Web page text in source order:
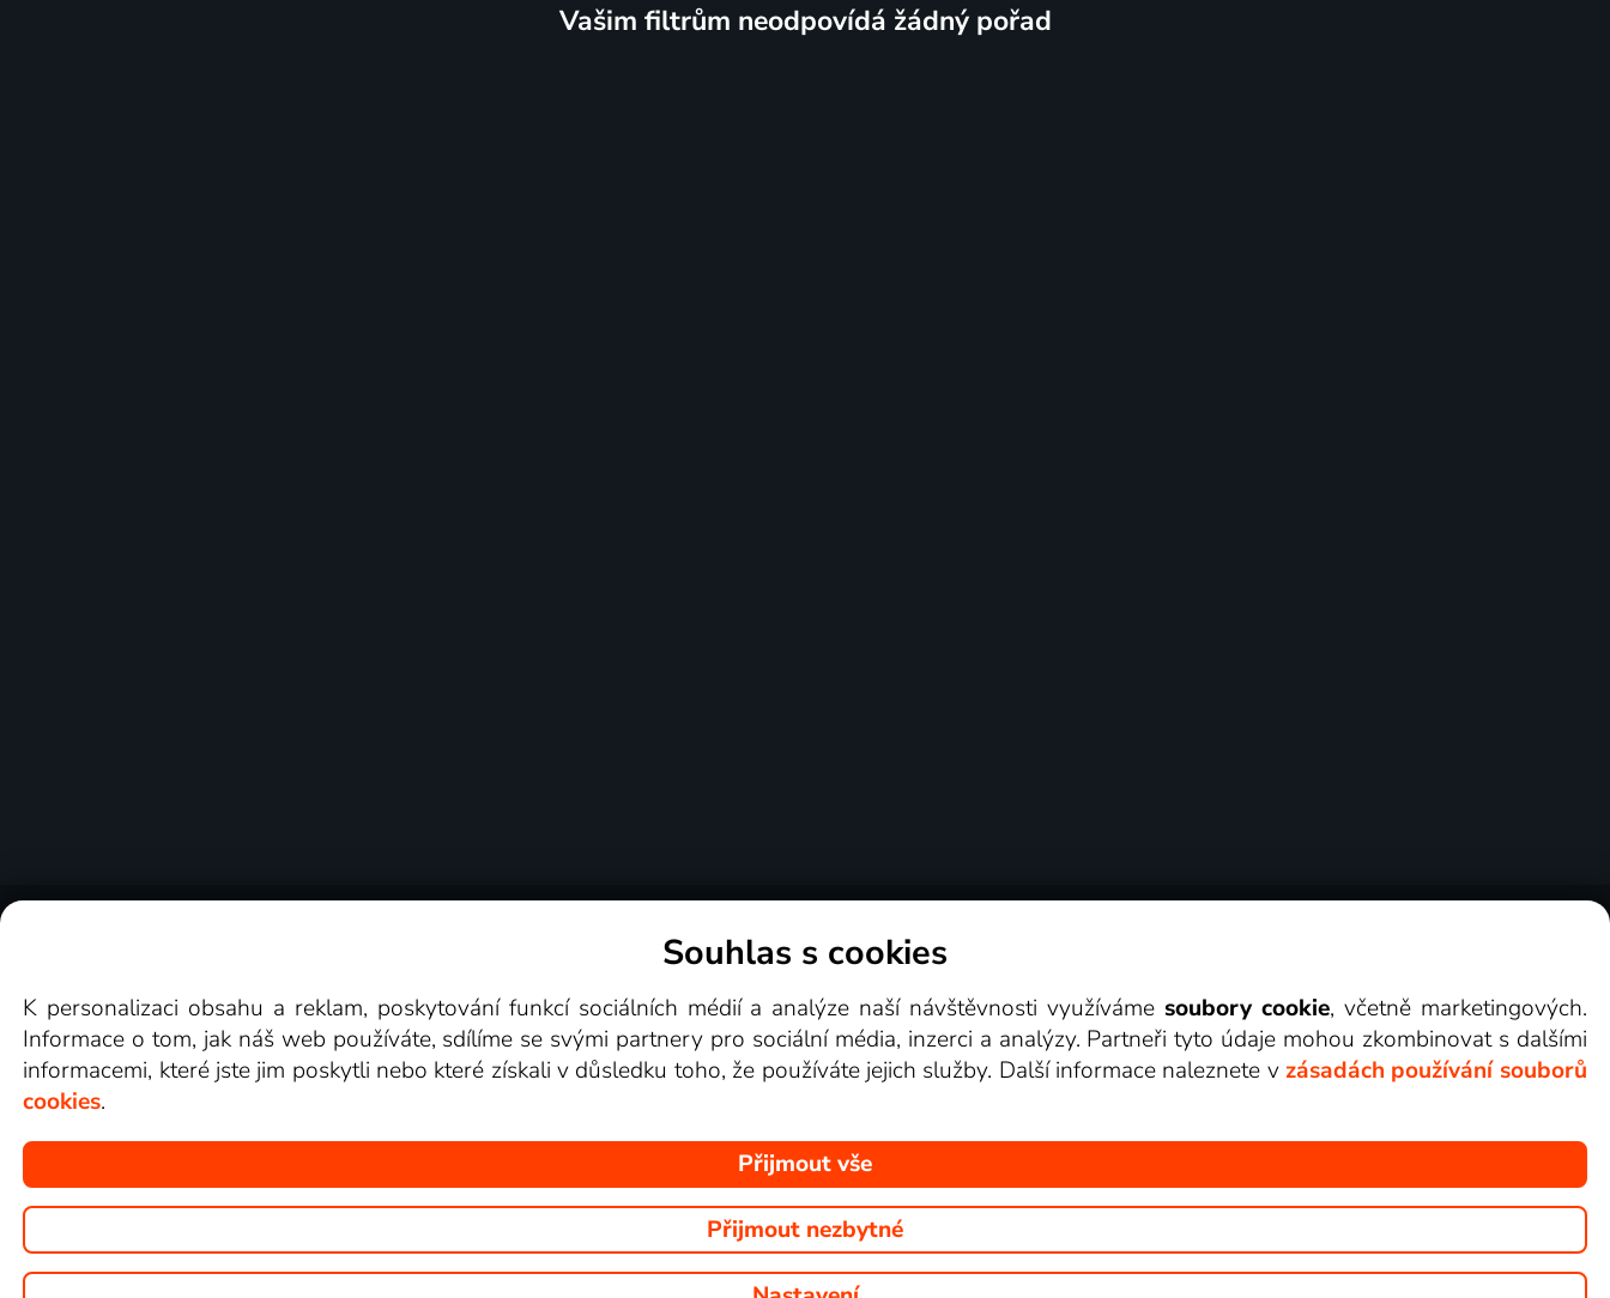
Vašim filtrům neodpovídá žádný pořad
Videotéka
Copyright © goNET s.r.o. Na tomto webu jsou zobrazovány obrázky z pořadů TV stanic, které můžete sledovat v Lepší.TV.
Souhlas s cookies
K personalizaci obsahu a reklam, poskytování funkcí sociálních médií a analýze naší návštěvnosti využívámesoubory cookie, včetně marketingových.
Informace o tom, jak náš web používáte, sdílíme se svými partnery pro sociální média, inzerci a analýzy. Partneři tyto údaje mohou zkombinovat s dalšími
informacemi, které jste jim poskytli nebo které získali v důsledku toho, že používáte jejich služby. Další informace naleznete v zásadách používání souborů
cookies.
Přijmout vše
Přijmout nezbytné